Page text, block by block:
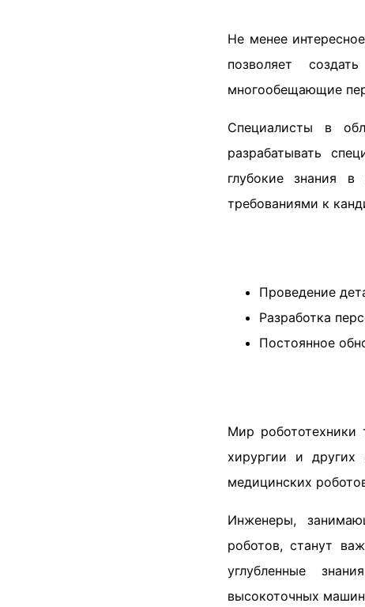
Не менее
позволяет
многообещающие
Специалисты в
разрабатывать
глубокие знания
требованиями к
Проведение
Разработка
Постоянное
Мир
хирургии и
медицинских
Инженеры,
роботов, станут
углубленные
высокоточных